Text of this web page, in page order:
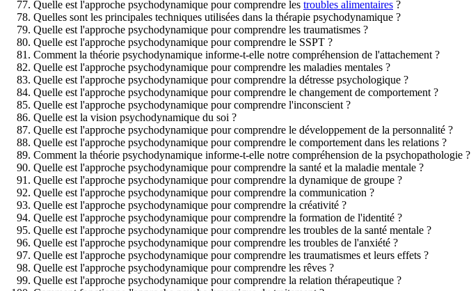
Quelle est l'approche psychodynamique pour comprendre les troubles alimentaires ?
Quelles sont les principales techniques utilisées dans la thérapie psychodynamique ?
Quelle est l'approche psychodynamique pour comprendre les traumatismes ?
Quelle est l'approche psychodynamique pour comprendre le SSPT ?
Comment la théorie psychodynamique informe-t-elle notre compréhension de l'attachement ?
Quelle est l'approche psychodynamique pour comprendre les maladies mentales ?
Quelle est l'approche psychodynamique pour comprendre la détresse psychologique ?
Quelle est l'approche psychodynamique pour comprendre le changement de comportement ?
Quelle est l'approche psychodynamique pour comprendre l'inconscient ?
Quelle est la vision psychodynamique du soi ?
Quelle est l'approche psychodynamique pour comprendre le développement de la personnalité ?
Quelle est l'approche psychodynamique pour comprendre le comportement dans les relations ?
Comment la théorie psychodynamique informe-t-elle notre compréhension de la psychopathologie ?
Quelle est l'approche psychodynamique pour comprendre la santé et la maladie mentale ?
Quelle est l'approche psychodynamique pour comprendre la dynamique de groupe ?
Quelle est l'approche psychodynamique pour comprendre la communication ?
Quelle est l'approche psychodynamique pour comprendre la créativité ?
Quelle est l'approche psychodynamique pour comprendre la formation de l'identité ?
Quelle est l'approche psychodynamique pour comprendre les troubles de la santé mentale ?
Quelle est l'approche psychodynamique pour comprendre les troubles de l'anxiété ?
Quelle est l'approche psychodynamique pour comprendre les traumatismes et leurs effets ?
Quelle est l'approche psychodynamique pour comprendre les rêves ?
Quelle est l'approche psychodynamique pour comprendre la relation thérapeutique ?